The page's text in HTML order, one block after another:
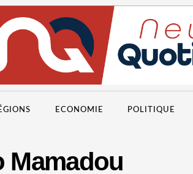
ECONOMIE POLITIQUE
Mamadou